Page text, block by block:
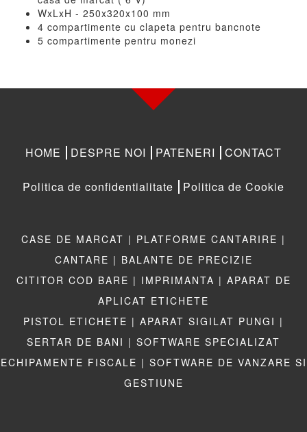
WxLxH - 250x320x100 mm
4 compartimente cu clapeta pentru bancnote
5 compartimente pentru monezi
HOME DESPRE NOI PATENERI CONTACT
Politica de confidentialitate Politica de Cookie
CASE DE MARCAT | PLATFORME CANTARIRE |
CANTARE | BALANTE DE PRECIZIE
CITITOR COD BARE | IMPRIMANTA | APARAT DE
APLICAT ETICHETE
PISTOL ETICHETE | APARAT SIGILAT PUNGI |
SERTAR DE BANI | SOFTWARE SPECIALIZAT
ECHIPAMENTE FISCALE | SOFTWARE DE VANZARE SI
GESTIUNE